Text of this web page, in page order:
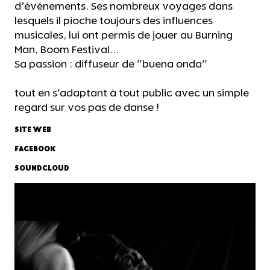
d’événements. Ses nombreux voyages dans
lesquels il pioche toujours des influences
musicales, lui ont permis de jouer au Burning
Man, Boom Festival...
Sa passion : diffuseur de "buena onda"
tout en s'adaptant à tout public avec un simple
regard sur vos pas de danse !
SITE WEB
FACEBOOK
SOUNDCLOUD